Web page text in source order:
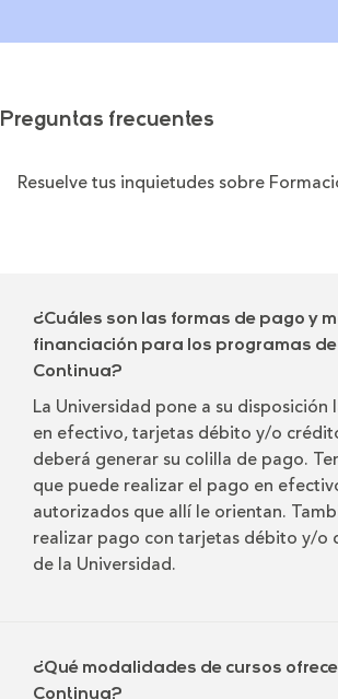
Preguntas frecuentes
Resuelve tus inquietudes sobre
¿Cuáles son las formas de pago y
financiación para los programas
Continua?
La Universidad pone a su
en efectivo, tarjetas débito y/o
deberá generar su colilla de pago.
que puede realizar el pago en
autorizados que allí le orientan.
realizar pago con tarjetas débito y/o
de la Universidad.
¿Qué modalidades de cursos
Continua?